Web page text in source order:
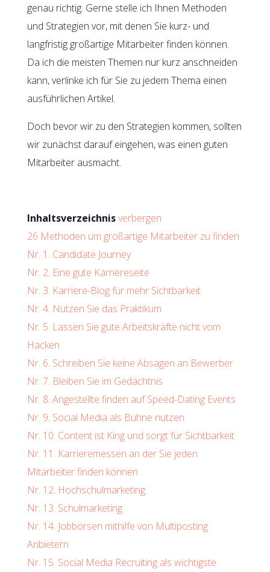
genau richtig. Gerne stelle ich Ihnen Methoden
und Strategien vor, mit denen Sie kurz- und
langfristig großartige Mitarbeiter finden können.
Da ich die meisten Themen nur kurz anschneiden
kann, verlinke ich für Sie zu jedem Thema einen
ausführlichen Artikel.
Doch bevor wir zu den Strategien kommen, sollten
wir zunächst darauf eingehen, was einen guten
Mitarbeiter ausmacht.
Inhaltsverzeichnisverbergen
26 Methoden um großartige Mitarbeiter zu finden
Nr. 1. Candidate Journey
Nr. 2. Eine gute Karriereseite
Nr. 3. Karriere-Blog für mehr Sichtbarkeit
Nr. 4. Nutzen Sie das Praktikum
Nr. 5. Lassen Sie gute Arbeitskräfte nicht vom
Hacken
Nr. 6. Schreiben Sie keine Absagen an Bewerber
Nr. 7. Bleiben Sie im Gedächtnis
Nr. 8. Angestellte finden auf Speed-Dating Events
Nr. 9. Social Media als Bühne nutzen
Nr. 10. Content ist King und sorgt für Sichtbarkeit
Nr. 11. Karrieremessen an der Sie jeden
Mitarbeiter finden können
Nr. 12. Hochschulmarketing
Nr. 13. Schulmarketing
Nr. 14. Jobbörsen mithilfe von Multiposting
Anbietern
Nr. 15. Social Media Recruiting als wichtigste